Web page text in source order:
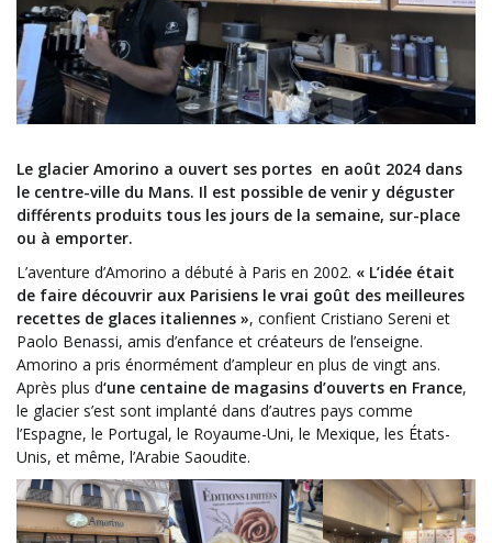
Le glacier Amorino a ouvert ses portes en août 2024 dans
le centre-ville du Mans. Il est possible de venir y déguster
différents produits tous les jours de la semaine, sur-place
ou à emporter.
L’aventure d’Amorino a débuté à Paris en 2002. « L’idée était
de faire découvrir aux Parisiens le vrai goût des meilleures
recettes de glaces italiennes », confient Cristiano Sereni et
Paolo Benassi, amis d’enfance et créateurs de l’enseigne.
Amorino a pris énormément d’ampleur en plus de vingt ans.
Après plus d‘une centaine de magasins d’ouverts en France,
le glacier s’est sont implanté dans d’autres pays comme
l’Espagne, le Portugal, le Royaume-Uni, le Mexique, les États-
Unis, et même, l’Arabie Saoudite.